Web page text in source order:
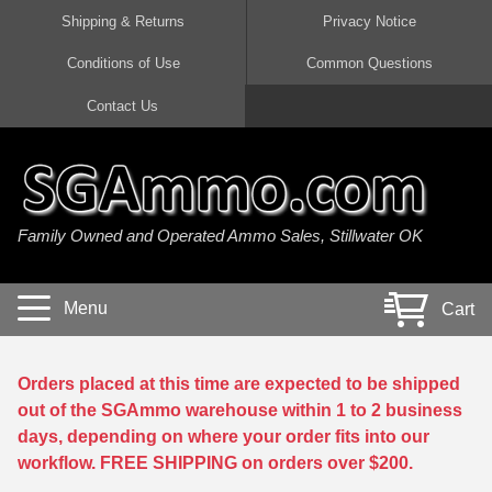
45 Auto / ACP Ammo
380 Auto Ammo
40 cal Ammo
5.7x28 Ammo
38 Special Ammo
357 Magnum Ammo
300 AAC Blackout Ammo
308 Win / 7.62x51 Ammo
7.62x39 Ammo
7.62x54R Ammo
30-06 Ammo
30 Carbine Ammo
22 Magnum Ammo
17 HMR Ammo
17 WSM Ammo
21 Sharp
22 WRF Ammo
20 Gauge Ammo
410 Gauge Ammo
28 Gauge Ammo
Shipping & Returns Privacy Notice
Conditions of Use Common Questions
Contact Us
Family Owned and Operated Ammo Sales, Stillwater OK
Menu Cart
Orders placed at this time are expected to be shipped
out of the SGAmmo warehouse within 1 to 2 business
days, depending on where your order fits into our
workflow. FREE SHIPPING on orders over $200.